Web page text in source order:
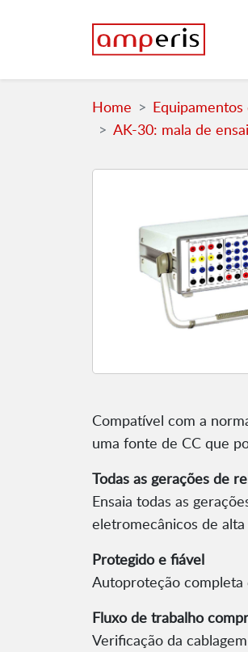
Home
AK-30: mala de
Compatível com a
uma fonte de CC que
Todas as gerações de
Ensaia todas as
eletromecânicos de
Protegido e fiável
Autoproteção
Fluxo de trabalho
Verificação da